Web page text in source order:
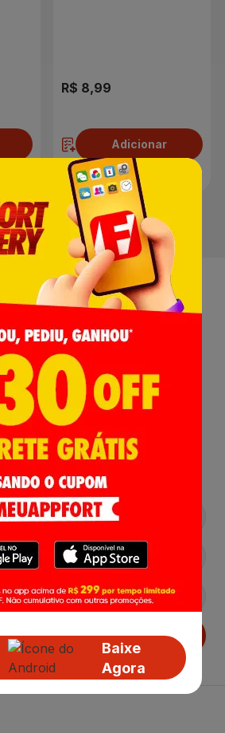
R$ 8,99
Adicionar
Baixe
Agora
nossasNovidades
e Promoções!
Cadastrar
Politicas de Privacidade.